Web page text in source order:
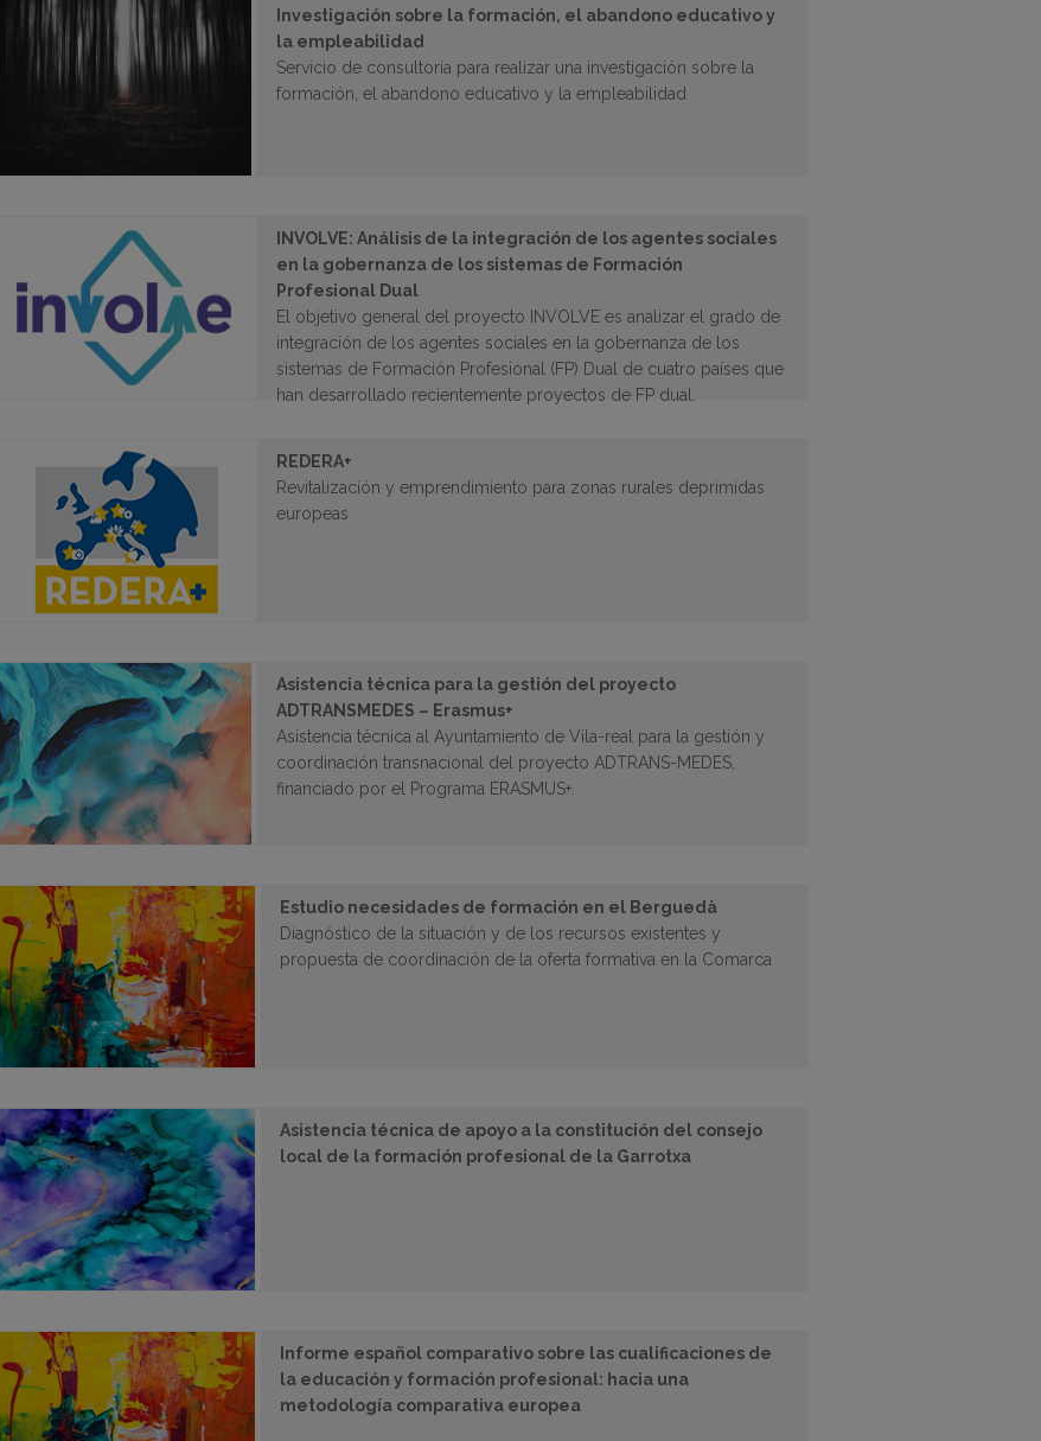
Investigación sobre la formación, el abandono educativo y
la empleabilidad
Servicio de consultoría para realizar una investigación sobre la
formación, el abandono educativo y la empleabilidad
INVOLVE: Análisis de la integración de los agentes sociales
en la gobernanza de los sistemas de Formación
Profesional Dual
El objetivo general del proyecto INVOLVE es analizar el grado de
integración de los agentes sociales en la gobernanza de los
sistemas de Formación Profesional (FP) Dual de cuatro países que
han desarrollado recientemente proyectos de FP dual.
REDERA+
Revitalización y emprendimiento para zonas rurales deprimidas
europeas
Asistencia técnica para la gestión del proyecto
ADTRANSMEDES – Erasmus+
Asistencia técnica al Ayuntamiento de Vila-real para la gestión y
coordinación transnacional del proyecto ADTRANS-MEDES,
financiado por el Programa ERASMUS+.
Estudio necesidades de formación en el Berguedà
Diagnóstico de la situación y de los recursos existentes y
propuesta de coordinación de la oferta formativa en la Comarca
Asistencia técnica de apoyo a la constitución del consejo
local de la formación profesional de la Garrotxa
Informe español comparativo sobre las cualificaciones de
la educación y formación profesional: hacia una
metodología comparativa europea